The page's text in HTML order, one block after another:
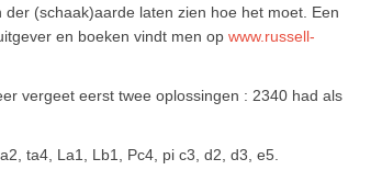
(schaak)aarde laten zien hoe het moet. Een
en boeken vindt men op www.russell-
vergeet eerst twee oplossingen : 2340 had als
ta4, La1, Lb1, Pc4, pi c3, d2, d3, e5.